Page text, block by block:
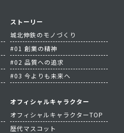
ストーリー
城北伸鉄のモノづくり
#01 創業の精神
#02 品質への追求
#03 今よりも未来へ
オフィシャルキャラクター
オフィシャルキャラクターTOP
歴代マスコット